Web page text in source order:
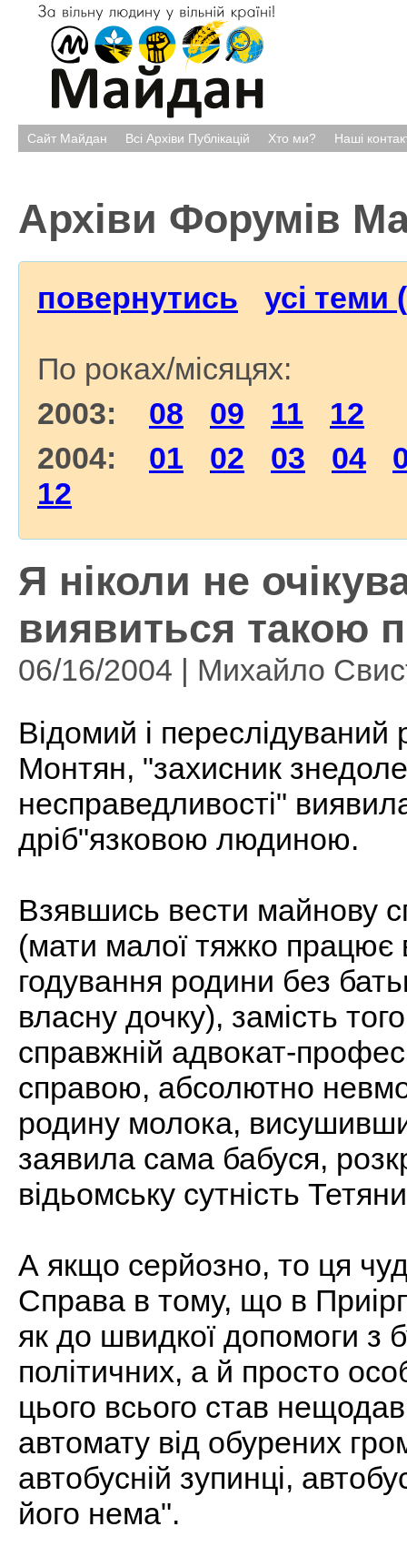
Сайт Майдан Всі Архіви Публікацій Хто ми? Наші
Архіви Форумів
повернутись усі теми
По роках/місяцях:
2003: 08 09 11
12
2004: 01 02 03 04
12
Я ніколи не
виявиться такою
06/16/2004 | Михайло
Відомий і
Монтян, "захисник
несправедливості"
дріб"язковою людиною.
Взявшись вести майнову
(мати малої тяжко працює
годування родини без
власну дочку), замість
справжній адвокат-
справою, абсолютно
родину молока,
заявила сама бабуся,
відьомську сутність
А якщо серйозно, то ця
Справа в тому, що в
як до швидкої допомоги з
політичних, а й просто
цього всього став
автомату від обурених
автобусній зупинці,
його нема".